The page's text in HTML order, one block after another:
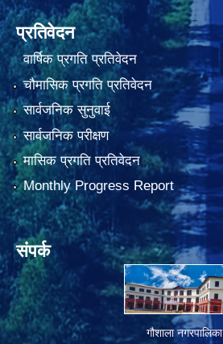
प्रतिवेदन
वार्षिक प्रगति प्रतिवेदन
चौमासिक प्रगति प्रतिवेदन
सार्वजनिक सुनुवाई
सार्वजनिक परीक्षण
मासिक प्रगति प्रतिवेदन
Monthly Progress Report
संपर्क
गौशाला नगरपालिका